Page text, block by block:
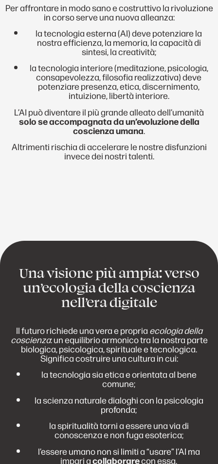
Per affrontare in modo sano e costruttivo la rivoluzione
in corso serve una nuova alleanza:
la tecnologia esterna (AI) deve potenziare la
nostra efficienza, la memoria, la capacità di
sintesi, la creatività;
la tecnologia interiore (meditazione, psicologia,
consapevolezza, filosofia realizzativa) deve
potenziare presenza, etica, discernimento,
intuizione, libertà interiore.
L’AI può diventare il più grande alleato dell’umanità
solo se accompagnata da un’evoluzione della
coscienza umana.
Altrimenti rischia di accelerare le nostre disfunzioni
invece dei nostri talenti.
Una visione più ampia: verso
un’ecologia della coscienza
nell’era digitale
Il futuro richiede una vera e propriaecologia della
coscienza: un equilibrio armonico tra la nostra parte
biologica, psicologica, spirituale e tecnologica.
Significa costruire una cultura in cui:
la tecnologia sia etica e orientata al bene
comune;
la scienza naturale dialoghi con la psicologia
profonda;
la spiritualità torni a essere una via di
conoscenza e non fuga esoterica;
l’essere umano non si limiti a “usare” l’AI ma
impari acollaborarecon essa.